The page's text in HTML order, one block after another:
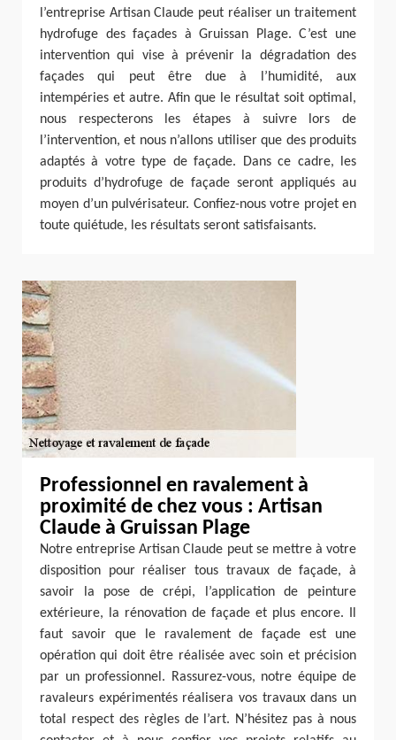
l’entreprise Artisan Claude peut réaliser un traitement
hydrofuge des façades à Gruissan Plage. C’est une
intervention qui vise à prévenir la dégradation des
façades qui peut être due à l’humidité, aux
intempéries et autre. Afin que le résultat soit optimal,
nous respecterons les étapes à suivre lors de
l’intervention, et nous n’allons utiliser que des produits
adaptés à votre type de façade. Dans ce cadre, les
produits d’hydrofuge de façade seront appliqués au
moyen d’un pulvérisateur. Confiez-nous votre projet en
toute quiétude, les résultats seront satisfaisants.
Professionnel en ravalement à
proximité de chez vous : Artisan
Claude à Gruissan Plage
Notre entreprise Artisan Claude peut se mettre à votre
disposition pour réaliser tous travaux de façade, à
savoir la pose de crépi, l’application de peinture
extérieure, la rénovation de façade et plus encore. Il
faut savoir que le ravalement de façade est une
opération qui doit être réalisée avec soin et précision
par un professionnel. Rassurez-vous, notre équipe de
ravaleurs expérimentés réalisera vos travaux dans un
total respect des règles de l’art. N’hésitez pas à nous